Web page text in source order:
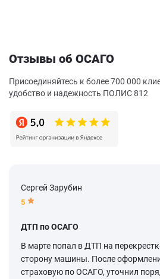
Отзывы об ОСАГО
Присоединяйтесь к более 700 000
удобство и надежность ПОЛИС 812
Сергей Зарубин
5
ДТП по ОСАГО
В марте попал в ДТП на
сторону машины. После
страховую по ОСАГО, уточнил